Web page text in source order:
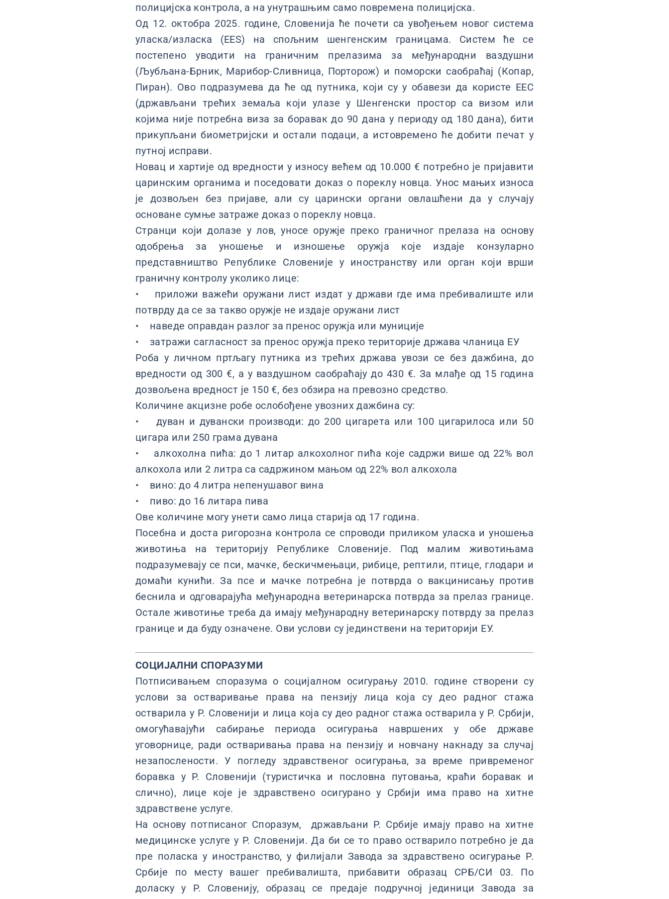
полицијска контрола, а на унутрашњим само повремена полицијска.
Од 12. октобра 2025. године, Словенија ће почети са увођењем новог система
уласка/изласка (EES) на спољним шенгенским границама. Систем ће се
постепено уводити на граничним прелазима за међународни ваздушни
(Љубљана-Брник, Марибор-Сливница, Порторож) и поморски саобраћај (Копар,
Пиран). Ово подразумева да ће од путника, који су у обавези да користе ЕЕС
(држављани трећих земаља који улазе у Шенгенски простор са визом или
којима није потребна виза за боравак до 90 дана у периоду од 180 дана), бити
прикупљани биометријски и остали подаци, а истовремено ће добити печат у
путној исправи.
Новац и хартије од вредности у износу већем од 10.000 € потребно је пријавити
царинским органима и поседовати доказ о пореклу новца. Унос мањих износа
је дозвољен без пријаве, али су царински органи овлашћени да у случају
основане сумње затраже доказ о пореклу новца.
Странци који долазе у лов, уносе оружје преко граничног прелаза на основу
одобрења за уношење и изношење оружја које издаје конзуларно
представништво Републике Словеније у иностранству или орган који врши
граничну контролу уколико лице:
• приложи важећи оружани лист издат у држави где има пребивалиште или
потврду да се за такво оружје не издаје оружани лист
• наведе оправдан разлог за пренос оружја или муниције
• затражи сагласност за пренос оружја преко територије држава чланица ЕУ
Роба у личном пртљагу путника из трећих држава увози се без дажбина, до
вредности од 300 €, а у ваздушном саобраћају до 430 €. За млађе од 15 година
дозвољена вредност је 150 €, без обзира на превозно средство.
Количине акцизне робе ослобођене увозних дажбина су:
• дуван и дувански производи: до 200 цигарета или 100 цигарилоса или 50
цигара или 250 грама дувана
• алкохолна пића: до 1 литар алкохолног пића које садржи више од 22% вол
алкохола или 2 литра са садржином мањом од 22% вол алкохола
• вино: до 4 литра непенушавог вина
• пиво: до 16 литара пива
Ове количине могу унети само лица старија од 17 година.
Посебна и доста ригорозна контрола се спроводи приликом уласка и уношења
животиња на територију Републике Словеније. Под малим животињама
подразумевају се пси, мачке, бескичмењаци, рибице, рептили, птице, глодари и
домаћи кунићи. За псе и мачке потребна је потврда о вакцинисању против
беснила и одговарајућа међународна ветеринарска потврда за прелаз границе.
Остале животиње треба да имају међународну ветеринарску потврду за прелаз
границе и да буду означене. Ови услови су јединствени на територији ЕУ.
СОЦИЈАЛНИ СПОРАЗУМИ
Потписивањем споразума о социјалном осигурању 2010. године створени су
услови за остваривање права на пензију лица која су део радног стажа
остварила у Р. Словенији и лица која су део радног стажа остварила у Р. Србији,
омогућавајући сабирање периода осигурања навршених у обе државе
уговорнице, ради остваривања права на пензију и новчану накнаду за случај
незапослености. У погледу здравственог осигурања, за време привременог
боравка у Р. Словенији (туристичка и пословна путовања, краћи боравак и
слично), лице које је здравствено осигурано у Србији има право на хитне
здравствене услуге.
На основу потписаног Споразум, држављани Р. Србије имају право на хитне
медицинске услуге у Р. Словенији. Да би се то право остварило потребно је да
пре поласка у иностранство, у филијали Завода за здравствено осигурање Р.
Србије по месту вашег пребивалишта, прибавити образац СРБ/СИ 03. По
доласку у Р. Словенију, образац се предаје подручној јединици Завода за